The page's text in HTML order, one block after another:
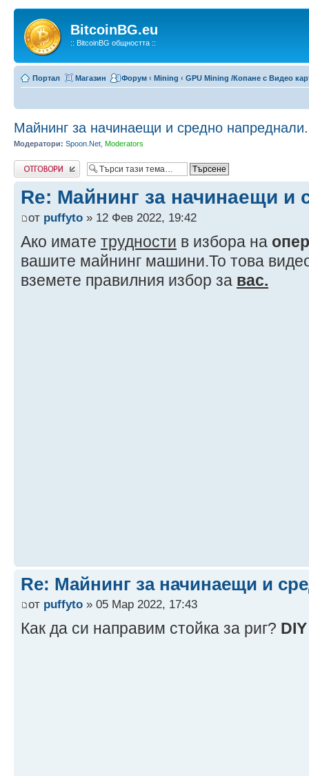
BitcoinBG.eu
:: BitcoinBG общността ::
Портал Магазин Форум ‹ Mining ‹ GPU Mining /Копане с Видео
Майнинг за начинаещи и средно напреднали.
Модератори: Spoon.Net Moderators
Напиши коментар
Re: Майнинг за начинаещи и
от puffyto » 12 Фев 2022, 19:42
Ако имате трудности в избора на
вашите майнинг машини.То това
вземете правилния избор за вас.
Re: Майнинг за начинаещи и
от puffyto » 05 Мар 2022, 17:43
Как да си направим стойка за риг? DIY